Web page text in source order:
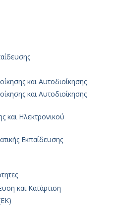
και Αυτοδιοίκησης
και Αυτοδιοίκησης
και Ηλεκτρονικού
Εκπαίδευσης
και Κατάρτιση